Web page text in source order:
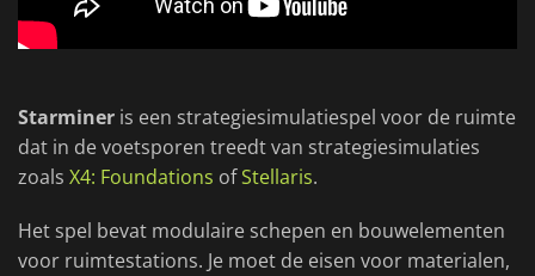
Starminer is een strategiesimulatiespel voor de ruimte
dat in de voetsporen treedt van strategiesimulaties
zoals X4: Foundations ofStellaris.
Het spel bevat modulaire schepen en bouwelementen
voor ruimtestations. Je moet de eisen voor materialen,